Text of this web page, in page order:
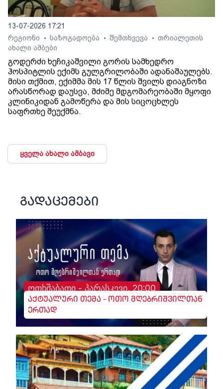
13-07-2026 17:21
რეგიონი
• საზოგადოება • შემთხვევა • თრიალეთის
ახალი ამბები
გოდერძი ხეჩიკაშვილი გორის სამხედრო
ჰოსპიტლის ექიმს გულგრილობაში ადანაშაულებს.
მისი თქმით, ექიმმა მის 17 წლის შვილს დიაგნოზი
არასწორად დაუსვა, მძიმე მდგომარეობაში მყოფი
კლინიკიდან გამოწერა და მის სიცოცხლეს
საფრთხე შეუქმნა.
ყველა ახალი ამბავი
გადაცემები
ოთხშაბათი - პარასკევი, 20:00
აქტუალური თემა - ოთო მღებრიშვილთან
ერთად